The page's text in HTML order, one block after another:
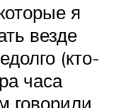
я
везде
(кто-
часа
говорили,